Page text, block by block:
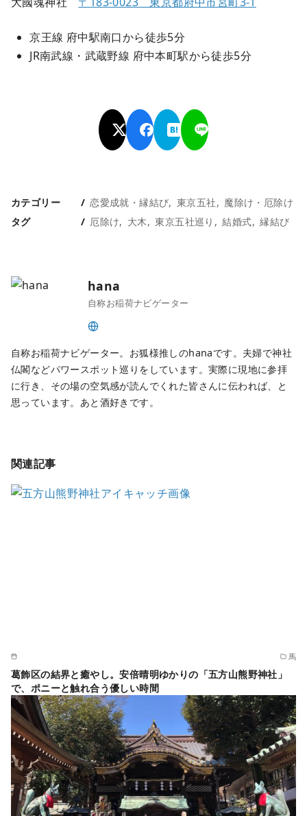
京王線 府中駅南口から徒歩5分
JR南武線・武蔵野線 府中本町駅から徒歩5分
カテゴリー 恋愛成就・縁結び 東京五社
魔除け・厄除け
タグ
厄除け 大木 東京五社巡り 結婚式 縁結び
hana
自称お稲荷ナビゲーター
自称お稲荷ナビゲーター。お狐様推しのhanaです。夫婦で神社
仏閣などパワースポット巡りをしています。実際に現地に参拝
に行き、その場の空気感が読んでくれた皆さんに伝われば、と
思っています。あと酒好きです。
関連記事
馬
葛飾区の結界と癒やし。安倍晴明ゆかりの「五方山熊野神社」
で、ポニーと触れ合う優しい時間